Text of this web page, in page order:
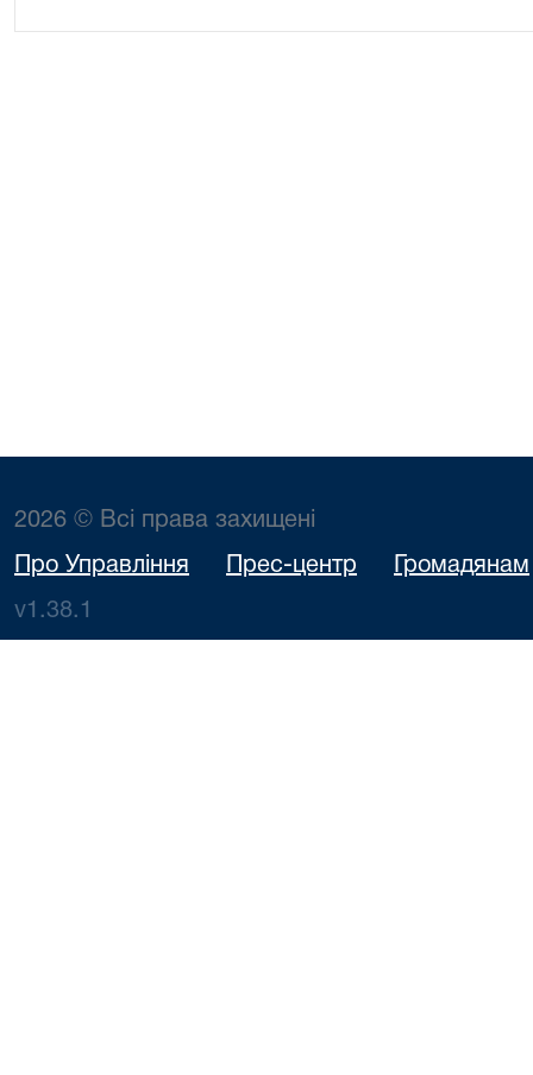
2026 © Всі права захищені
Про Управління Прес-центр Громадянам
v1.38.1